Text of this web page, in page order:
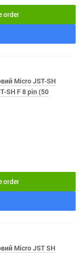
Micro JST-SH
SH F 8 pin (50
Micro JST SH